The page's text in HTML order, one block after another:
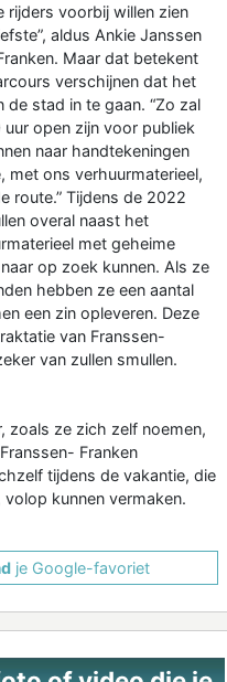
rijders voorbij willen zien
aldus Ankie Janssen
Maar dat betekent
verschijnen dat het
stad in te gaan. “Zo zal
open zijn voor publiek
naar handtekeningen
met ons verhuurmaterieel,
route.” Tijdens de 2022
overal naast het
met geheime
op zoek kunnen. Als ze
hebben ze een aantal
een zin opleveren. Deze
van Franssen-
van zullen smullen.
zoals ze zich zelf noemen,
Franken
tijdens de vakantie, die
kunnen vermaken.
je Google-favoriet